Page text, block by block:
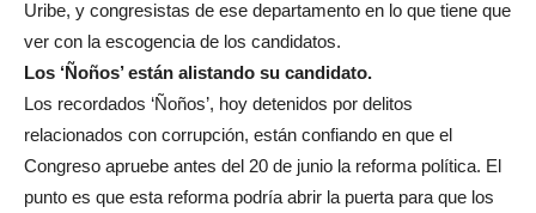
Uribe, y congresistas de ese departamento en lo que tiene que
ver con la escogencia de los candidatos.
Los ‘Ñoños’ están alistando su candidato.
Los recordados ‘Ñoños’, hoy detenidos por delitos
relacionados con corrupción, están confiando en que el
Congreso apruebe antes del 20 de junio la reforma política. El
punto es que esta reforma podría abrir la puerta para que los